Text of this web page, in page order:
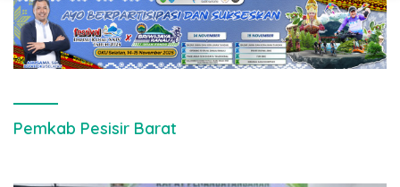
Pemkab Pesisir Barat